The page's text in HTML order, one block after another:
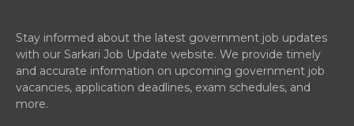
Stay informed about the latest government job updates
with our Sarkari Job Update website. We provide timely
and accurate information on upcoming government job
vacancies, application deadlines, exam schedules, and
more.